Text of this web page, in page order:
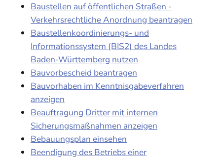
Baustellen auf öffentlichen Straßen -
Verkehrsrechtliche Anordnung beantragen
Baustellenkoordinierungs- und
Informationssystem (BIS2) des Landes
Baden-Württemberg nutzen
Bauvorbescheid beantragen
Bauvorhaben im Kenntnisgabeverfahren
anzeigen
Beauftragung Dritter mit internen
Sicherungsmaßnahmen anzeigen
Bebauungsplan einsehen
Beendigung des Betriebs einer